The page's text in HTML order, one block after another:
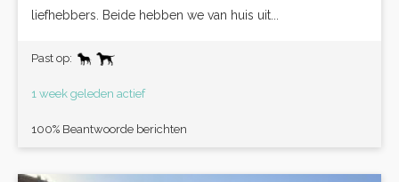
liefhebbers. Beide hebben we van huis uit...
Past op:
1 week geleden actief
100% Beantwoorde berichten